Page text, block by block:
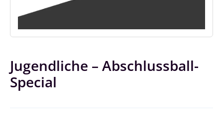
Jugendliche – Abschlussball-
Special